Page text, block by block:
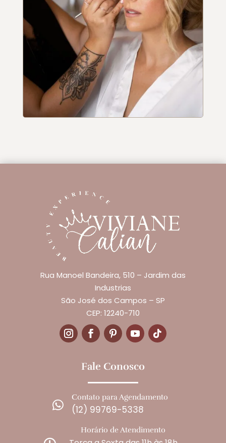
Rua Manoel Bandeira, 510 – Jardim das
Industrias
São José dos Campos – SP
CEP: 12240-710
Fale Conosco

Contato para Agendamento
(12) 99769-5338
Horário de Atendimento